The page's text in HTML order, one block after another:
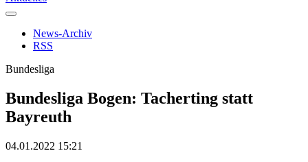
News-Archiv
RSS
Bundesliga
Bundesliga Bogen: Tacherting statt
Bayreuth
04.01.2022 15:21